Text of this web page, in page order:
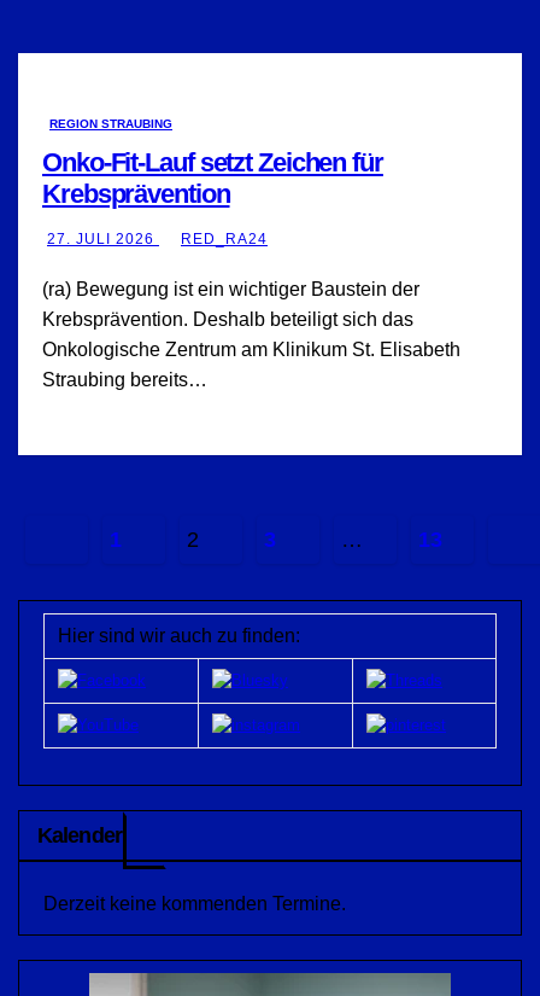
REGION STRAUBING
Onko-Fit-Lauf setzt Zeichen für
Krebsprävention
27. JULI 2026 RED_RA24
(ra) Bewegung ist ein wichtiger Baustein der
Krebsprävention. Deshalb beteiligt sich das
Onkologische Zentrum am Klinikum St. Elisabeth
Straubing bereits…
Seitennummerierung
Beiträge
1 2 3 … 13
Hier sind wir auch zu finden:
Kalender
Derzeit keine kommenden Termine.